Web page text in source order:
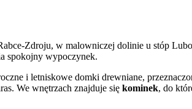
Zdroju, w malowniczej dolinie u stóp
spokojny wypoczynek.
i letniskowe domki drewniane,
We wnętrzach znajduje się kominek, do